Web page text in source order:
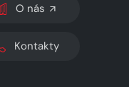
O nás
Kontakty